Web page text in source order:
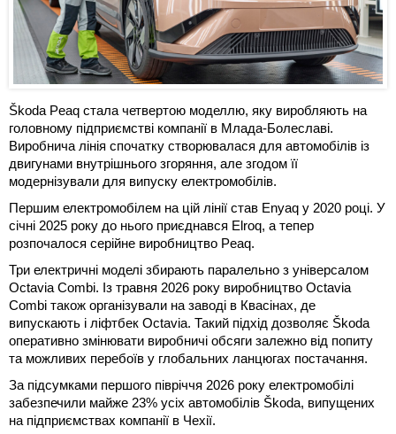
Škoda Peaq стала четвертою моделлю, яку виробляють на
головному підприємстві компанії в Млада-Болеславі.
Виробнича лінія спочатку створювалася для автомобілів із
двигунами внутрішнього згоряння, але згодом її
модернізували для випуску електромобілів.
Першим електромобілем на цій лінії став Enyaq у 2020 році. У
січні 2025 року до нього приєднався Elroq, а тепер
розпочалося серійне виробництво Peaq.
Три електричні моделі збирають паралельно з універсалом
Octavia Combi. Із травня 2026 року виробництво Octavia
Combi також організували на заводі в Квасінах, де
випускають і ліфтбек Octavia. Такий підхід дозволяє Škoda
оперативно змінювати виробничі обсяги залежно від попиту
та можливих перебоїв у глобальних ланцюгах постачання.
За підсумками першого півріччя 2026 року електромобілі
забезпечили майже 23% усіх автомобілів Škoda, випущених
на підприємствах компанії в Чехії.